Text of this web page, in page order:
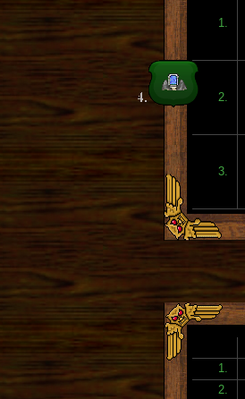
1.
2.
3.
1.
2.